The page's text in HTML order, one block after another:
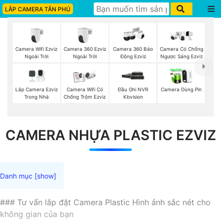
LẮP CAMERA TÂN PHÚ
Camera Wifi Ezviz
Ngoài Trời
Camera 360 Ezviz
Ngoài Trời
Camera 360 Báo
Động Ezviz
Camera Có Chống
Ngược Sáng Ezviz
Lắp Camera Ezviz
Trong Nhà
Camera Wifi Có
Chống Trộm Ezviz
Đầu Ghi NVR
Kbvision
Camera Dùng Pin
CAMERA NHỰA PLASTIC EZVIZ
### Tư vấn lắp đặt Camera Plastic Hình ảnh sắc nét cho
không gian của bạn